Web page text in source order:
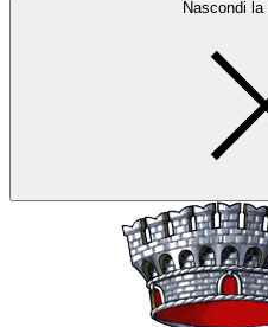
Nascondi